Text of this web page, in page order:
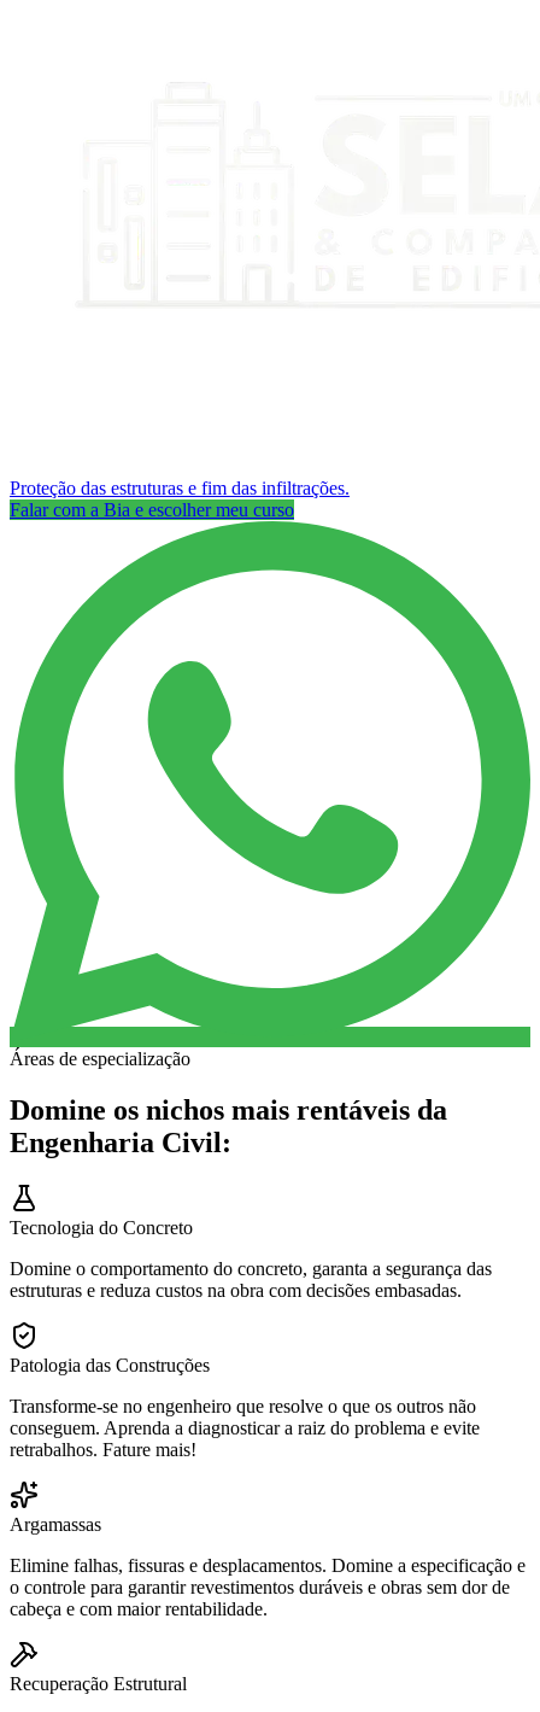
Proteção das estruturas e fim das infiltrações.
Falar com a Bia e escolher meu curso
Áreas de especialização
Domine os nichos mais rentáveis da
Engenharia Civil:
Tecnologia do Concreto
Domine o comportamento do concreto, garanta a segurança das
estruturas e reduza custos na obra com decisões embasadas.
Patologia das Construções
Transforme-se no engenheiro que resolve o que os outros não
conseguem. Aprenda a diagnosticar a raiz do problema e evite
retrabalhos. Fature mais!
Argamassas
Elimine falhas, fissuras e desplacamentos. Domine a especificação e
o controle para garantir revestimentos duráveis e obras sem dor de
cabeça e com maior rentabilidade.
Recuperação Estrutural